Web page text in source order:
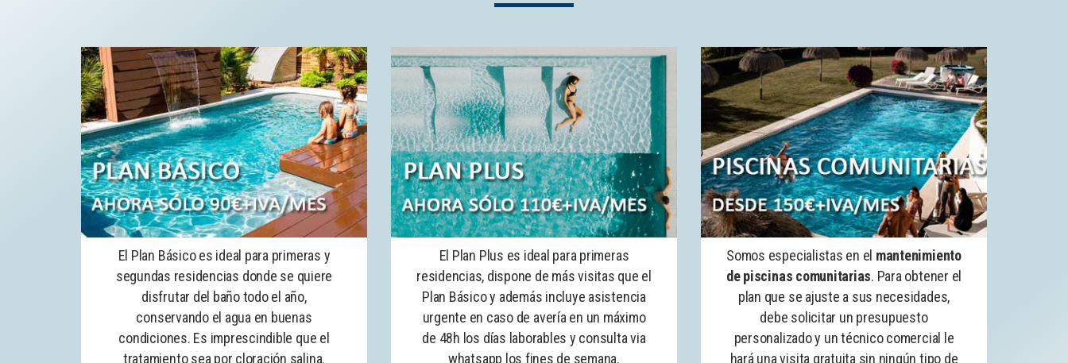
El Plan Básico es ideal para primeras y
segundas residencias donde se quiere
disfrutar del baño todo el año,
conservando el agua en buenas
condiciones. Es imprescindible que el
tratamiento sea por cloración salina.
El Plan Plus es ideal para primeras
residencias, dispone de más visitas que el
Plan Básico y además incluye asistencia
urgente en caso de avería en un máximo
de 48h los días laborables y consulta via
whatsapp los fines de semana.
Somos especialistas en el mantenimiento
de piscinas comunitarias. Para obtener el
plan que se ajuste a sus necesidades,
debe solicitar un presupuesto
personalizado y un técnico comercial le
hará una visita gratuita sin ningún tipo de